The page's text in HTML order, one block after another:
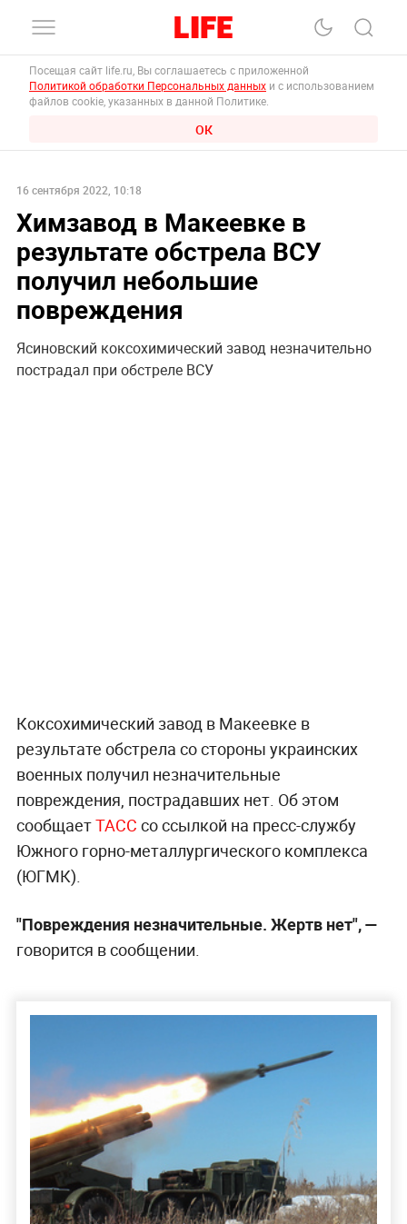
Посещая сайт life.ru, Вы соглашаетесь с приложенной
Политикой обработки Персональных данных и с использованием
файлов cookie, указанных в данной Политике.
ОК
16 сентября 2022, 10:18
Химзавод в Макеевке в
результате обстрела ВСУ
получил небольшие
повреждения
Ясиновский коксохимический завод незначительно
пострадал при обстреле ВСУ
Коксохимический завод в Макеевке в
результате обстрела со стороны украинских
военных получил незначительные
повреждения, пострадавших нет. Об этом
сообщаетТАСС со ссылкой на пресс-службу
Южного горно-металлургического комплекса
(ЮГМК).
"Повреждения незначительные. Жертв нет", —
говорится в сообщении.